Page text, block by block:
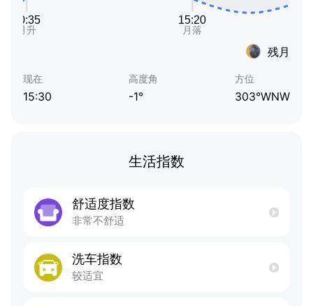
残月
现在
15:30
高度角
-1°
方位
303°WNW
生活指数
舒适度指数
非常不舒适
洗车指数
较适宜